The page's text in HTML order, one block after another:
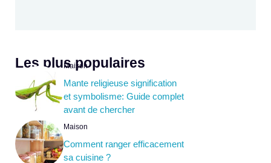
Les plus populaires
Maison
Mante religieuse signification
et symbolisme: Guide complet
avant de chercher
Maison
Comment ranger efficacement
sa cuisine ?